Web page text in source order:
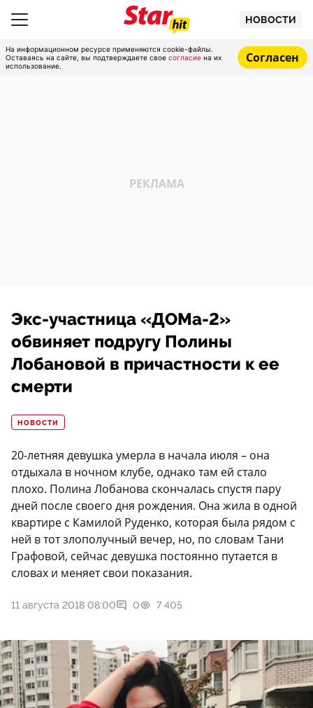
НОВОСТИ
На информационном ресурсе применяются cookie-файлы.
Оставаясь на сайте, вы подтверждаете свое согласие на их
использование.
Согласен
Экс-участница «ДОМа-2»
обвиняет подругу Полины
Лобановой в причастности к ее
смерти
НОВОСТИ
20-летняя девушка умерла в начала июля – она
отдыхала в ночном клубе, однако там ей стало
плохо. Полина Лобанова скончалась спустя пару
дней после своего дня рождения. Она жила в одной
квартире с Камилой Руденко, которая была рядом с
ней в тот злополучный вечер, но, по словам Тани
Графовой, сейчас девушка постоянно путается в
словах и меняет свои показания.
11 августа 2018 08:00 0 7 405